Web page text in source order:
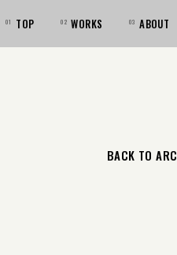
TOP WORKS ABOUT
BACK TO